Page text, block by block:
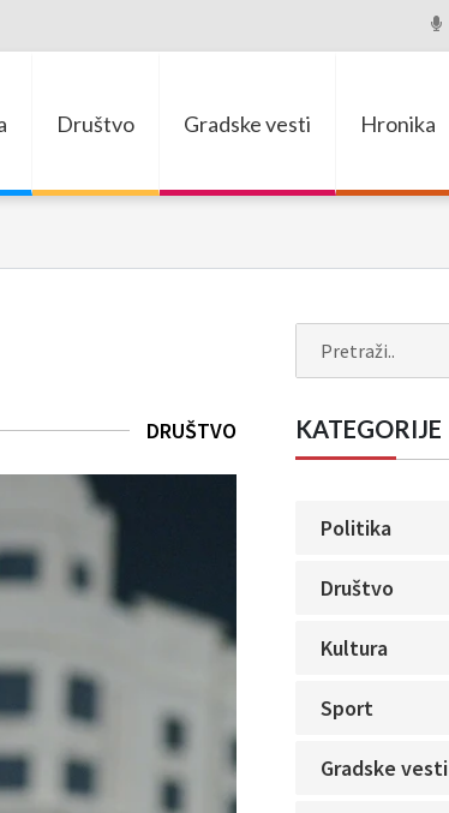
Društvo Gradske vesti Hronika
DRUŠTVO KATEGORIJE
Politika
Društvo
Kultura
Sport
Gradske vesti